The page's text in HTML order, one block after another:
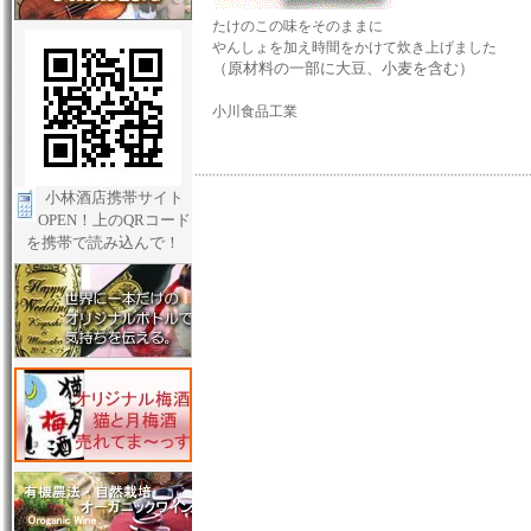
小林酒店携帯サイト
OPEN！上のQRコード
を携帯で読み込んで！
たけのこの味をそのままに
やんしょを加え時間をかけて炊き上げました
（原材料の一部に大豆、小麦を含む）
小川食品工業